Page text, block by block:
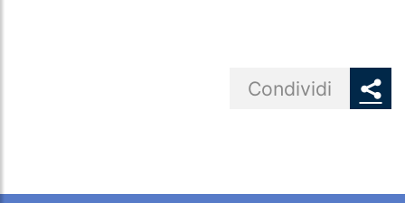
Condividi